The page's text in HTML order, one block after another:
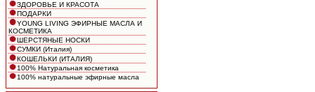
ЗДОРОВЬЕ И КРАСОТА
ПОДАРКИ
YOUNG LIVING ЭФИРНЫЕ МАСЛА И
КОСМЕТИКА
ШЕРСТЯНЫЕ НОСКИ
СУМКИ (Италия)
КОШЕЛЬКИ (ИТАЛИЯ)
100% Натуральная косметика
100% натуральные эфирные масла